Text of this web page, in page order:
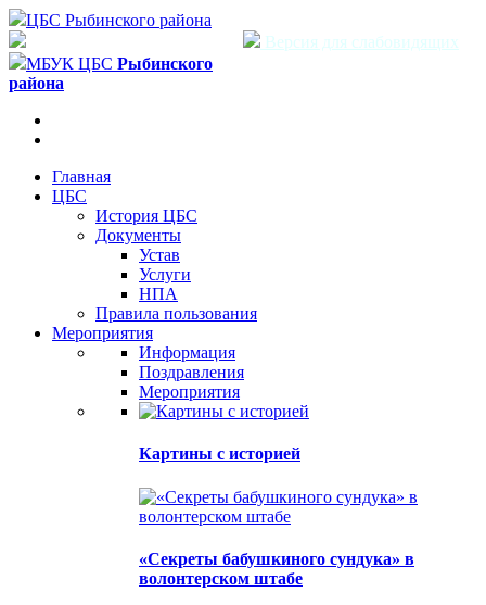
ЦБС Рыбинского района
Версия для слабовидящих
МБУК ЦБС Рыбинского
района
Главная
ЦБС
История ЦБС
Документы
Устав
Услуги
НПА
Правила пользования
Мероприятия
Информация
Поздравления
Мероприятия
Картины с историей
«Секреты бабушкиного сундука» в
волонтерском штабе